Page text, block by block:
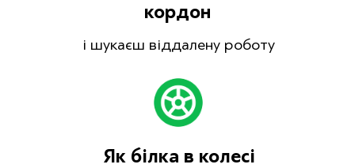
кордон
і шукаєш віддалену роботу
Як білка в колесі